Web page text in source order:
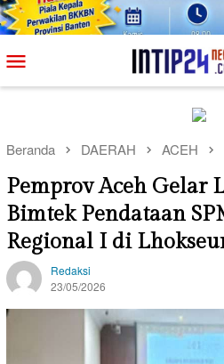
ke
kontenMobile
Beranda DAERAH ACEH
Pemprov Aceh Gelar
Bimtek Pendataan
Regional I di
Redaksi
23/05/2026